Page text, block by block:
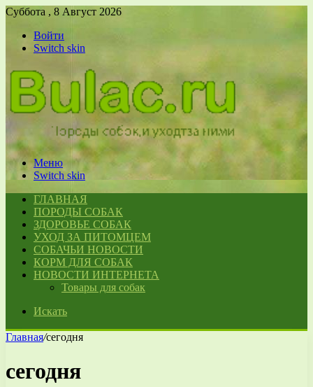
Суббота , 8 Август 2026
Войти
Switch skin
Меню
Switch skin
ГЛАВНАЯ
ПОРОДЫ СОБАК
ЗДОРОВЬЕ СОБАК
УХОД ЗА ПИТОМЦЕМ
СОБАЧЬИ НОВОСТИ
КОРМ ДЛЯ СОБАК
НОВОСТИ ИНТЕРНЕТА
Товары для собак
Искать
Главная/сегодня
сегодня